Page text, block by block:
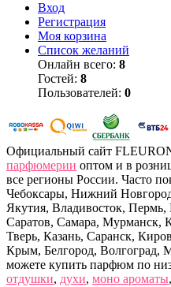
Вход
Регистрация
Моя корзина
Список желаний
Онлайн всего: 8
Гостей: 8
Пользователей: 0
Официальный сайт
парфюмерии оптом и в
все регионы России. Часто
Чебоксары, Нижний
Якутия, Владивосток,
Саратов, Самара, Мурманск,
Тверь, Казань, Саранск,
Крым, Белгород, Волгоград,
можете купить парфюм по
отдушки, духи, моно ароматы